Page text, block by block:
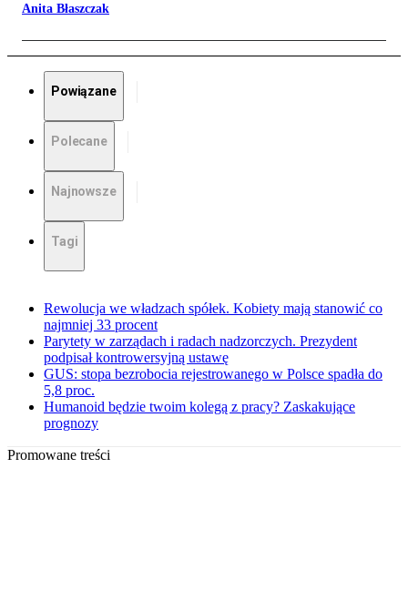
Anita Błaszczak
Powiązane
Polecane
Najnowsze
Tagi
Rewolucja we władzach spółek. Kobiety mają stanowić co
najmniej 33 procent
Parytety w zarządach i radach nadzorczych. Prezydent
podpisał kontrowersyjną ustawę
GUS: stopa bezrobocia rejestrowanego w Polsce spadła do
5,8 proc.
Humanoid będzie twoim kolegą z pracy? Zaskakujące
prognozy
Promowane treści